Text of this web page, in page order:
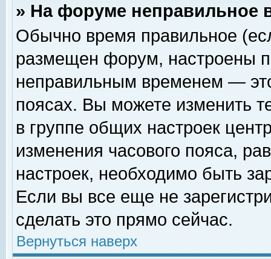
» На форуме неправильное
Обычно время правильное
размещен форум, настроены
неправильным временем —
поясах. Вы можете изменить
в группе общих настроек
изменения часового пояса,
настроек, необходимо быть
Если вы все еще не
сделать это прямо сейчас.
Вернуться наверх